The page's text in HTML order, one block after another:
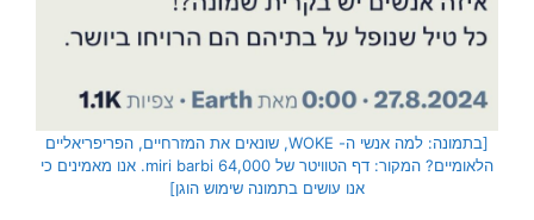
[בתמונה:
למה אנשי ה- WOKE, שונאים את המזרחיים, הפריפריאליים
הלאומיים?
המקור: דף הטוויטר של miri barbi 64,000. אנו מאמינים כי
אנו עושים בתמונה שימוש הוגן]